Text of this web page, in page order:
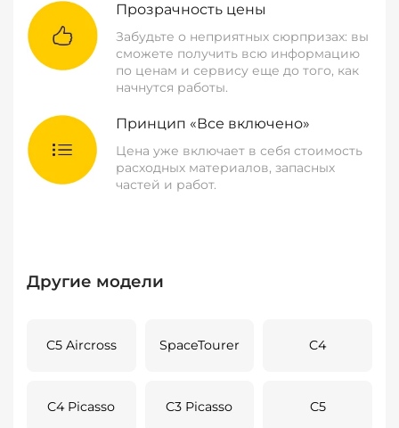
Прозрачность цены
Забудьте о неприятных сюрпризах: вы
сможете получить всю информацию
по ценам и сервису еще до того, как
начнутся работы.
Принцип «Все включено»
Цена уже включает в себя стоимость
расходных материалов, запасных
частей и работ.
Другие модели
C5 Aircross SpaceTourer C4
C4 Picasso C3 Picasso C5